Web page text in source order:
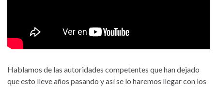
Hablamos de las autoridades competentes que han dejado
que esto lleve años pasando y así se lo haremos llegar con los